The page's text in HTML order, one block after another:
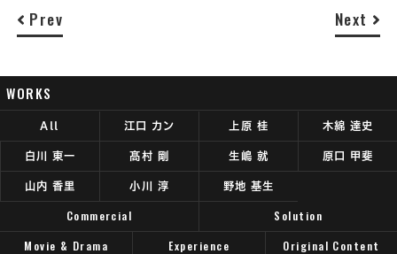
Prev Next
WORKS
All 江口 カン 上原 桂 木綿 達史
白川 東一 髙村 剛 生嶋 就 原口 甲斐
山内 香里 小川 淳 野地 基生
Commercial
Solution
Movie & Drama
Experience Original Content